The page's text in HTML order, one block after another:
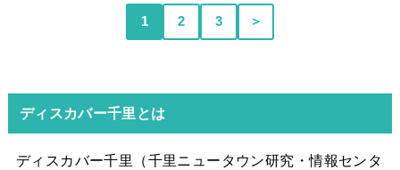
1 2 3 ＞
ディスカバー千里とは
ディスカバー千里（千里ニュータウン研究・情報センタ